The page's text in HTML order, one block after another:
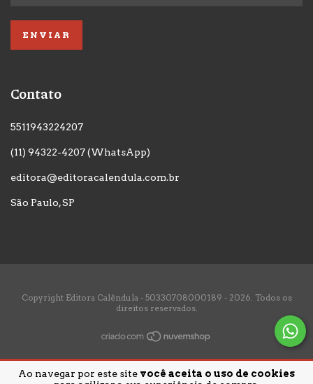
Ao navegar por este site você aceita o uso de cookies
Contato
5511943224207
(11) 94322-4207 (WhatsApp)
editora@editoracalendula.com.br
São Paulo, SP
Copyright Editora Calêndula - 50330708000189 - 2026. Todos os
direitos reservados.